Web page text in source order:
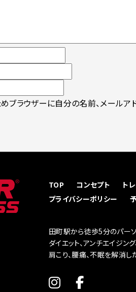
ブラウザーに自分の名前、メールアド
TOP コンセプト ト
プライバシーポリシー
田町駅から徒歩5分のパー
ダイエット、アンチエイジン
肩こり、腰痛、不眠を解消